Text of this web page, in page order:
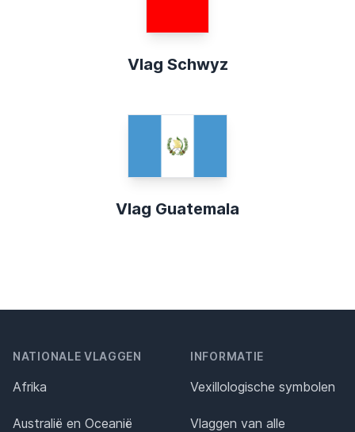
Vlag Schwyz
Vlag Guatemala
NATIONALE VLAGGEN
Afrika
Australië en Oceanië
INFORMATIE
Vexillologische symbolen
Vlaggen van alle